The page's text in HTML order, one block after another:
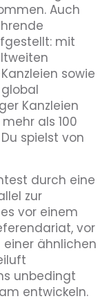
Auch
mit
sowie
Kanzleien
als 100
spielst von
durch eine
zur
vor einem
vor
ähnlichen
unbedingt
entwickeln.